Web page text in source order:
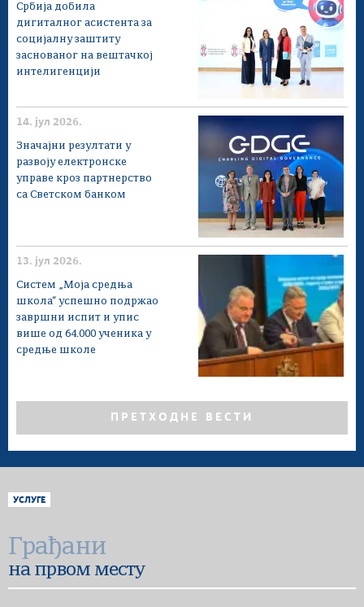
Србија добила
дигиталног асистента за
социјалну заштиту
заснованог на вештачкој
интелигенцији
14. јул 2026.
Значајни резултати у
развоју електронске
управе кроз партнерство
са Светском банком
13. јул 2026.
Систем „Моја средња
школа“ успешно подржао
завршни испит и упис
више од 64.000 ученика у
средње школе
ПРЕТХОДНЕ ВЕСТИ
УСЛУГЕ
Грађани
на првом месту